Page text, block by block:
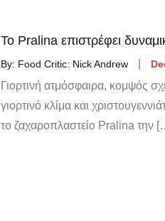
Το Pralina επιστρέφει
By: Food Critic: Nick Andrew
Γιορτινή ατμόσφαιρα, κομψός
γιορτινό κλίμα και
το ζαχαροπλαστείο Pralina την